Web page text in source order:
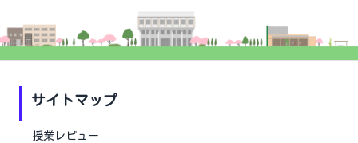
サイトマップ
授業レビュー